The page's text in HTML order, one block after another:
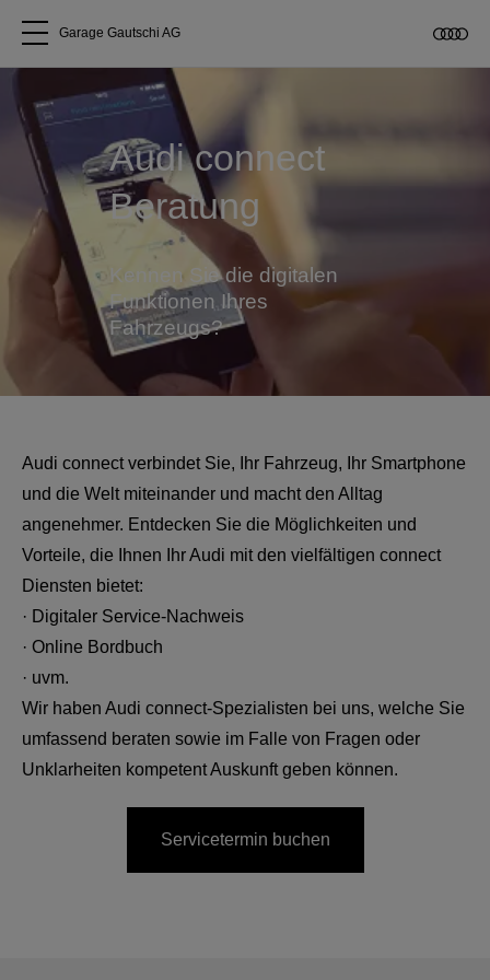
Alle Modelle
Über uns
Audi kaufen
Service & Reparatur
Audi Original Zubehör
Garage Gautschi AG
Audi connect
Beratung
Kennen Sie die digitalen
Funktionen Ihres
Fahrzeugs?
Audi connect verbindet Sie, Ihr Fahrzeug, Ihr Smartphone
und die Welt miteinander und macht den Alltag
angenehmer. Entdecken Sie die Möglichkeiten und
Vorteile, die Ihnen Ihr Audi mit den vielfältigen connect
Diensten bietet:
· Digitaler Service-Nachweis
· Online Bordbuch
· uvm.
Wir haben Audi connect-Spezialisten bei uns, welche Sie
umfassend beraten sowie im Falle von Fragen oder
Unklarheiten kompetent Auskunft geben können.
Servicetermin buchen